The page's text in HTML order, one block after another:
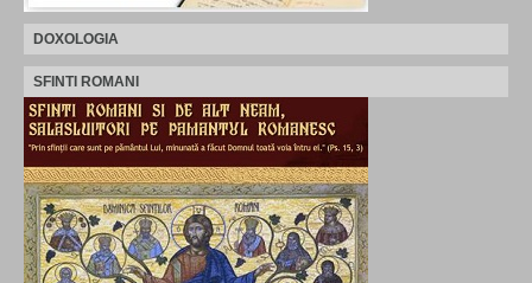
DOXOLOGIA
SFINTI ROMANI